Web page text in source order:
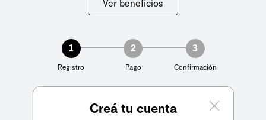
Ver beneficios
1
Registro
2
Pago
3
Confirmación
Creá tu cuenta